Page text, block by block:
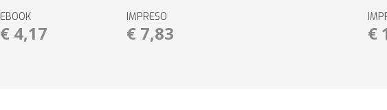
EBOOK
€ 4,17
IMPRESO
€ 7,83 €